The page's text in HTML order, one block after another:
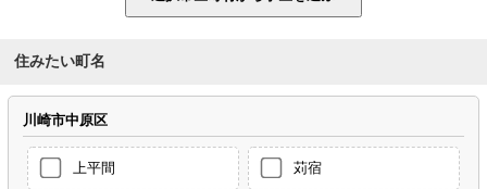
住みたい町名
川崎市中原区
上平間 苅宿